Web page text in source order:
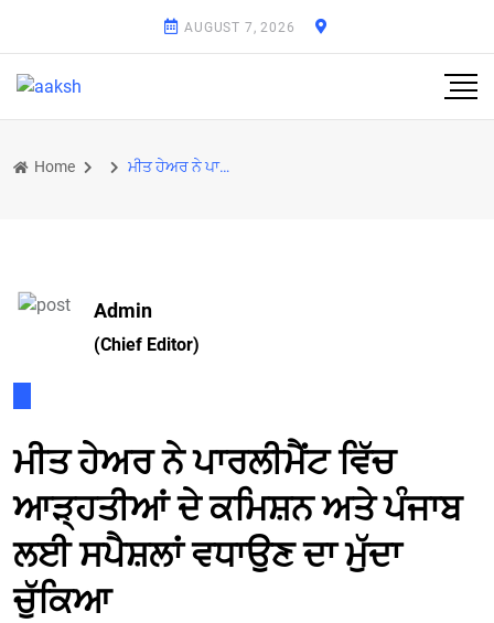
AUGUST 7, 2026
Home ਮੀਤ ਹੇਅਰ ਨੇ ਪਾਰਲੀਮੈਂਟ ਵਿੱਚ ਆੜ੍ਹਤੀਆਂ ਦੇ ਕਮਿਸ਼ਨ ਅਤੇ ਪੰਜਾਬ ਲਈ ਸਪੈਸ਼ਲਾਂ ਵਧਾਉਣ ਦਾ ਮੁੱਦਾ ਚੁੱਕਿਆ
Admin
(Chief Editor)
ਮੀਤ ਹੇਅਰ ਨੇ ਪਾਰਲੀਮੈਂਟ ਵਿੱਚ
ਆੜ੍ਹਤੀਆਂ ਦੇ ਕਮਿਸ਼ਨ ਅਤੇ ਪੰਜਾਬ
ਲਈ ਸਪੈਸ਼ਲਾਂ ਵਧਾਉਣ ਦਾ ਮੁੱਦਾ
ਚੁੱਕਿਆ